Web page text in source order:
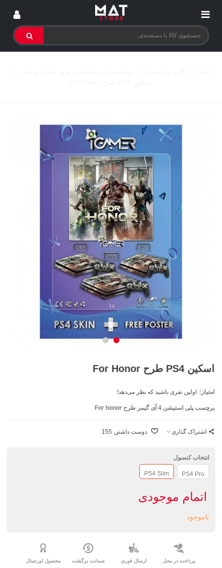
اسکین PS4 طرح For Honor
امتیاز: اولین نفری باشید که نظر می‌دهد!
برچسب پلی استیشن 4 آی گیمر طرح For honor
اشتراک گذاری دوست داشتن 155
انتخاب کنسول
PS4 Pro
PS4 Slim
اتمام موجودی
ناموجود
پرداخت در محل ارسال فوری ضمانت برگشت محصول اورجینال